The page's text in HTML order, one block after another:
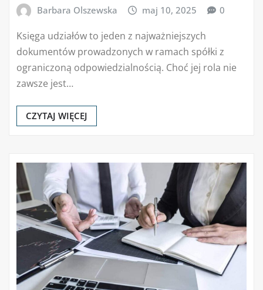
Barbara Olszewska maj 10, 2025 0
Księga udziałów to jeden z najważniejszych
dokumentów prowadzonych w ramach spółki z
ograniczoną odpowiedzialnością. Choć jej rola nie
zawsze jest…
CZYTAJ WIĘCEJ